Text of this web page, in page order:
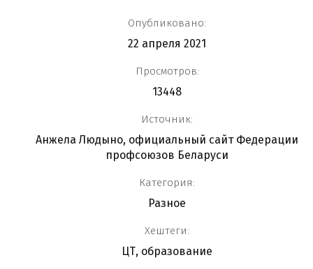
Опубликовано:
22 апреля 2021
Просмотров:
13448
Источник:
Анжела Людыно, официальный сайт Федерации
профсоюзов Беларуси
Категория:
Разное
Хештеги:
ЦТ, образование